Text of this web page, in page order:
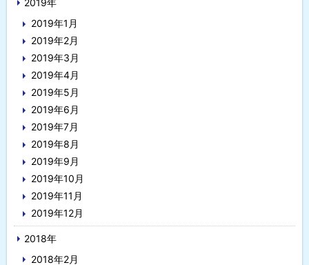
2019年
2019年1月
2019年2月
2019年3月
2019年4月
2019年5月
2019年6月
2019年7月
2019年8月
2019年9月
2019年10月
2019年11月
2019年12月
2018年
2018年2月